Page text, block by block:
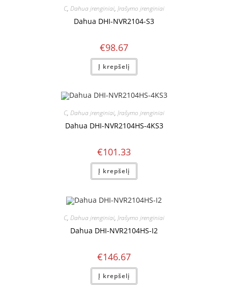
C, Dahua įrenginiai, Įrašymo įrenginiai
Dahua DHI-NVR2104-S3
€98.67
Į krepšelį
C, Dahua įrenginiai, Įrašymo įrenginiai
Dahua DHI-NVR2104HS-4KS3
€101.33
Į krepšelį
C, Dahua įrenginiai, Įrašymo įrenginiai
Dahua DHI-NVR2104HS-I2
€146.67
Į krepšelį